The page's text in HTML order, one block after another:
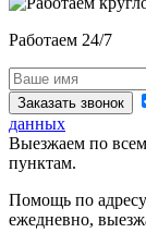
Работаем 24/7
Заказать звонок
данных
Выезжаем по
пунктам.
Помощь по
ежедневно,